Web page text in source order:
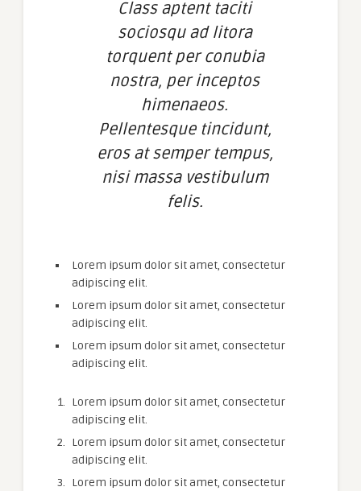
Class aptent taciti
sociosqu ad litora
torquent per conubia
nostra, per inceptos
himenaeos.
Pellentesque tincidunt,
eros at semper tempus,
nisi massa vestibulum
felis.
Lorem ipsum dolor sit amet, consectetur
adipiscing elit.
Lorem ipsum dolor sit amet, consectetur
adipiscing elit.
Lorem ipsum dolor sit amet, consectetur
adipiscing elit.
Lorem ipsum dolor sit amet, consectetur
adipiscing elit.
Lorem ipsum dolor sit amet, consectetur
adipiscing elit.
Lorem ipsum dolor sit amet, consectetur